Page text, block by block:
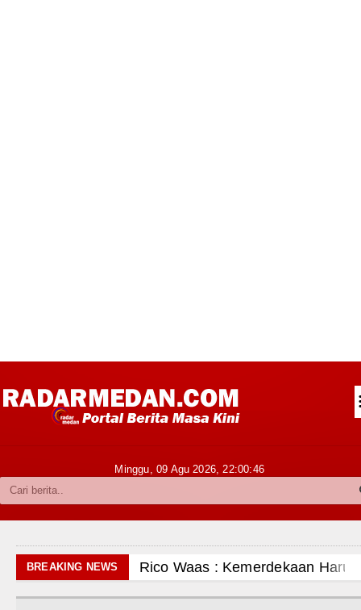
Kabupaten Karo
Minggu, 09 Agu 2026,22:00:48
BREAKING NEWS Rico Waas : Kemerdekaan Harus
Kurang dari 6 Jam, Polsek Kotarih